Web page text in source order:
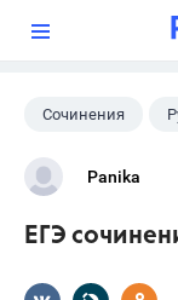
Сочинения
Panika
ЕГЭ